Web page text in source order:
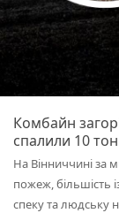
Комбайн
спалили 10
На Вінниччині за
пожеж, більшість
спеку та людську